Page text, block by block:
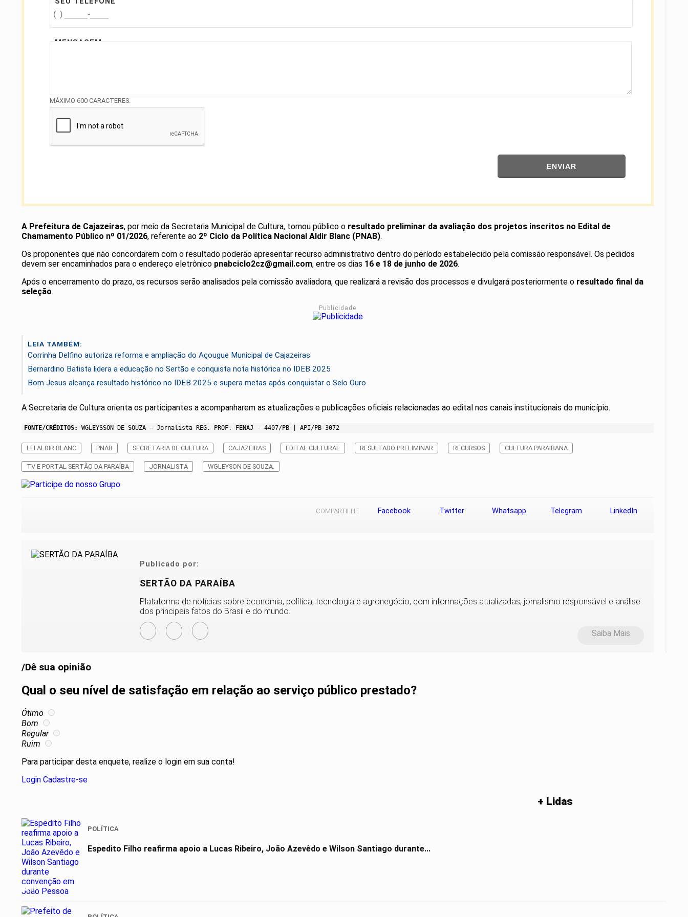
MENSAGEM
MÁXIMO 600 CARACTERES.
ENVIAR
A Prefeitura de Cajazeiras, por meio da Secretaria Municipal de Cultura, tornou público o resultado preliminar da avaliação dos projetos inscritos no Edital de
Chamamento Público nº 01/2026, referente ao 2º Ciclo da Política Nacional Aldir Blanc (PNAB).
Os proponentes que não concordarem com o resultado poderão apresentar recurso administrativo dentro do período estabelecido pela comissão responsável. Os pedidos
devem ser encaminhados para o endereço eletrônico pnabciclo2cz@gmail.com, entre os dias 16 e 18 de junho de 2026.
Após o encerramento do prazo, os recursos serão analisados pela comissão avaliadora, que realizará a revisão dos processos e divulgará posteriormente o resultado final da
seleção.
Publicidade
LEIA TAMBÉM:
Corrinha Delfino autoriza reforma e ampliação do Açougue Municipal de Cajazeiras
Bernardino Batista lidera a educação no Sertão e conquista nota histórica no IDEB 2025
Bom Jesus alcança resultado histórico no IDEB 2025 e supera metas após conquistar o Selo Ouro
A Secretaria de Cultura orienta os participantes a acompanharem as atualizações e publicações oficiais relacionadas ao edital nos canais institucionais do município.
FONTE/CRÉDITOS: WGLEYSSON DE SOUZA – Jornalista REG. PROF. FENAJ - 4407/PB | API/PB 3072
LEI ALDIR BLANC PNAB SECRETARIA DE CULTURA CAJAZEIRAS EDITAL CULTURAL RESULTADO PRELIMINAR RECURSOS CULTURA PARAIBANA
TV E PORTAL SERTÃO DA PARAÍBA JORNALISTA WGLEYSON DE SOUZA.
COMPARTILHE Facebook Twitter Whatsapp Telegram LinkedIn
Publicado por:
SERTÃO DA PARAÍBA
Plataforma de notícias sobre economia, política, tecnologia e agronegócio, com informações atualizadas, jornalismo responsável e análise
dos principais fatos do Brasil e do mundo.
Saiba Mais
/Dê sua opinião
Qual o seu nível de satisfação em relação ao serviço público prestado?
Ótimo
Bom
Regular
Ruim
Para participar desta enquete, realize o login em sua conta!
Login Cadastre-se
+ Lidas
01
POLÍTICA
Espedito Filho reafirma apoio a Lucas Ribeiro, João Azevêdo e Wilson Santiago durante...